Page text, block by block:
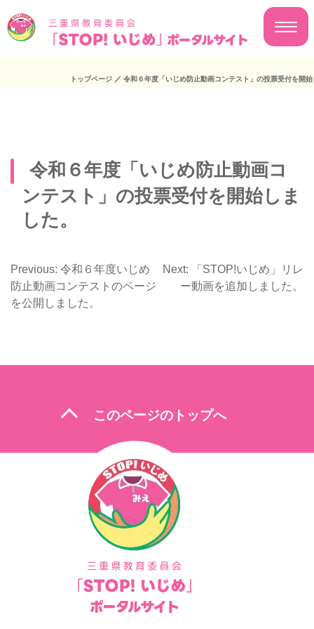
トップページ ／ 令和６年度「いじめ防止動画コンテスト」の投票受付を開
令和６年度「いじめ防止動画コ
ンテスト」の投票受付を開始しま
した。
投
稿
ゲ
ン
Previous: 令和６年度いじめ
防止動画コンテストのページ
を公開しました。
Next:
「STOP!いじめ」リレ
ー動画を追加しました。
expand_less このページのトップへ